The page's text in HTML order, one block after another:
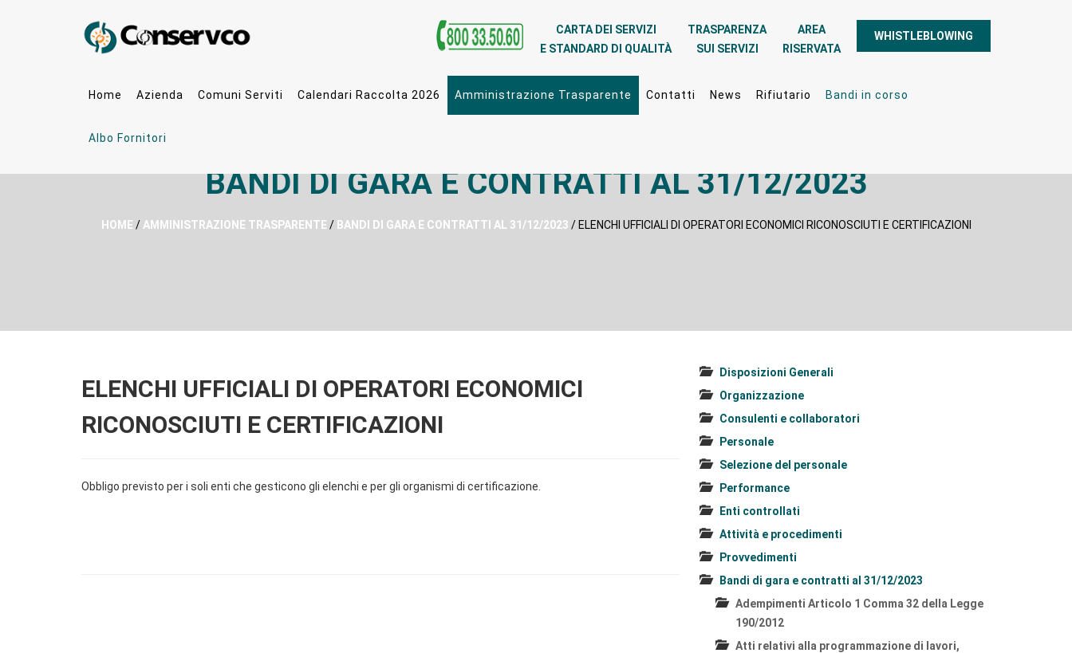
WHISTLEBLOWING
AREA
RISERVATA
TRASPARENZA
SUI SERVIZI
CARTA DEI SERVIZI
E STANDARD DI QUALITÀ
Home Azienda Comuni Serviti Calendari Raccolta 2026 Amministrazione Trasparente Contatti News Rifiutario Bandi in corso
Albo Fornitori
BANDI DI GARA E CONTRATTI AL 31/12/2023
HOME / AMMINISTRAZIONE TRASPARENTE / BANDI DI GARA E CONTRATTI AL 31/12/2023 / ELENCHI UFFICIALI DI OPERATORI ECONOMICI RICONOSCIUTI E CERTIFICAZIONI
ELENCHI UFFICIALI DI OPERATORI ECONOMICI
RICONOSCIUTI E CERTIFICAZIONI
Obbligo previsto per i soli enti che gesticono gli elenchi e per gli organismi di certificazione.
Disposizioni Generali
Organizzazione
Consulenti e collaboratori
Personale
Selezione del personale
Performance
Enti controllati
Attività e procedimenti
Provvedimenti
Bandi di gara e contratti al 31/12/2023
Adempimenti Articolo 1 Comma 32 della Legge
190/2012
Atti relativi alla programmazione di lavori,